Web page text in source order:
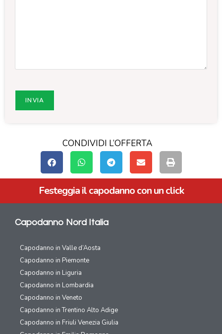
CONDIVIDI L’OFFERTA
Festeggia il capodanno con un click
Capodanno Nord Italia
Capodanno in Valle d’Aosta
Capodanno in Piemonte
Capodanno in Liguria
Capodanno in Lombardia
Capodanno in Veneto
Capodanno in Trentino Alto Adige
Capodanno in Friuli Venezia Giulia